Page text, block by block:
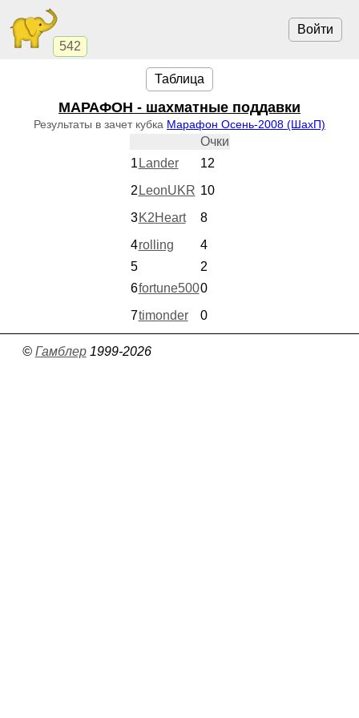
542
Войти
Таблица
МАРАФОН - шахматные поддавки
Результаты в зачет кубка Марафон Осень-2008 (ШахП)
Очки
1 Lander
12
2 LeonUKR 10
3 K2Heart
8
4rolling
4
5
2
6fortune5000
7timonder 0
© Гамблер1999-2026